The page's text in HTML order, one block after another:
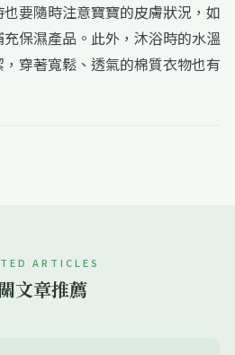
要隨時注意寶寶的皮膚狀況，如
保濕產品。此外，沐浴時的水溫
穿著寬鬆、透氣的棉質衣物也有
ARTICLES
文章推薦